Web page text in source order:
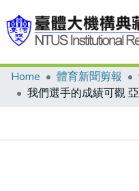
Communities & Collections
Home 體育新聞剪報